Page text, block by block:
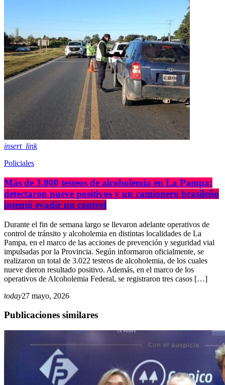
insert_link
Policiales
Más de 3.000 testeos de alcoholemia en La Pampa:
detectaron nueve positivos y un camionero brasileño
intentó evadir un control
Durante el fin de semana largo se llevaron adelante operativos de
control de tránsito y alcoholemia en distintas localidades de La
Pampa, en el marco de las acciones de prevención y seguridad vial
impulsadas por la Provincia. Según informaron oficialmente, se
realizaron un total de 3.022 testeos de alcoholemia, de los cuales
nueve dieron resultado positivo. Además, en el marco de los
operativos de Alcoholemia Federal, se registraron tres casos […]
today27 mayo, 2026
Publicaciones similares